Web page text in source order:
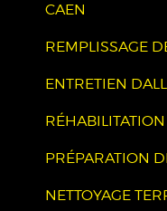
CAEN
REMPLISSAGE
ENTRETIEN
PRÉPARATION
NETTOYAGE